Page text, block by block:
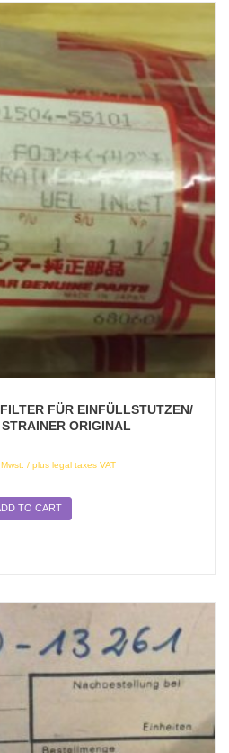
FÜR EINFÜLLSTUTZEN/
ORIGINAL
/ plus legal taxes VAT
TO CART